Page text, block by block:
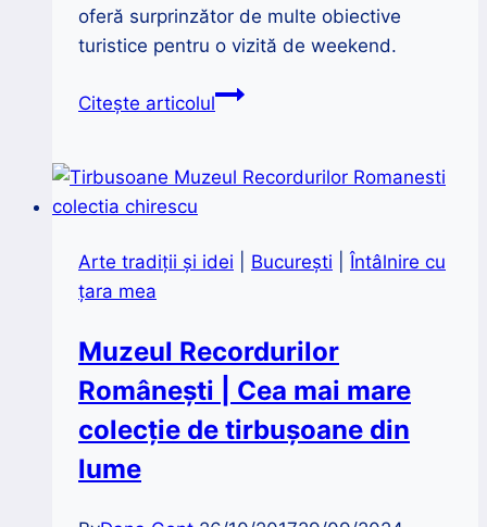
oferă surprinzător de multe obiective
turistice pentru o vizită de weekend.
Citește articolulCe
într-
la
Arte tradiții și idei București
Întâlnire cu
țara mea
Muzeul Recordurilor
Românești | Cea mai mare
colecție de tirbușoane din
lume